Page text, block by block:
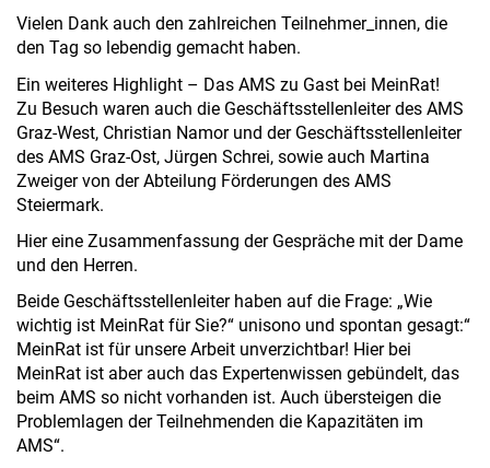
Vielen Dank auch den zahlreichen Teilnehmer_innen, die
den Tag so lebendig gemacht haben.
Ein weiteres Highlight – Das AMS zu Gast bei MeinRat!
Zu Besuch waren auch die Geschäftsstellenleiter des AMS
Graz-West, Christian Namor und der Geschäftsstellenleiter
des AMS Graz-Ost, Jürgen Schrei, sowie auch Martina
Zweiger von der Abteilung Förderungen des AMS
Steiermark.
Hier eine Zusammenfassung der Gespräche mit der Dame
und den Herren.
Beide Geschäftsstellenleiter haben auf die Frage: „Wie
wichtig ist MeinRat für Sie?“ unisono und spontan gesagt:“
MeinRat ist für unsere Arbeit unverzichtbar! Hier bei
MeinRat ist aber auch das Expertenwissen gebündelt, das
beim AMS so nicht vorhanden ist. Auch übersteigen die
Problemlagen der Teilnehmenden die Kapazitäten im
AMS“.